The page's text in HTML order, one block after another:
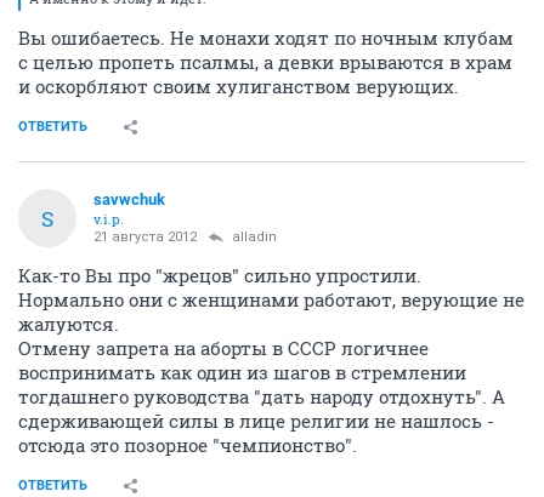
Вы ошибаетесь. Не монахи ходят по ночным клубам
с целью пропеть псалмы, а девки врываются в храм
и оскорбляют своим хулиганством верующих.
ОТВЕТИТЬ
S
savwchuk
v.i.p.
21 августа 2012 alladin
Как-то Вы про "жрецов" сильно упростили.
Нормально они с женщинами работают, верующие не
жалуются.
Отмену запрета на аборты в СССР логичнее
воспринимать как один из шагов в стремлении
тогдашнего руководства "дать народу отдохнуть". А
сдерживающей силы в лице религии не нашлось -
отсюда это позорное "чемпионство".
ОТВЕТИТЬ